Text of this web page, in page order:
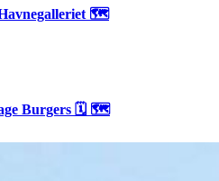
🗺
Burgers 🗓 🗺